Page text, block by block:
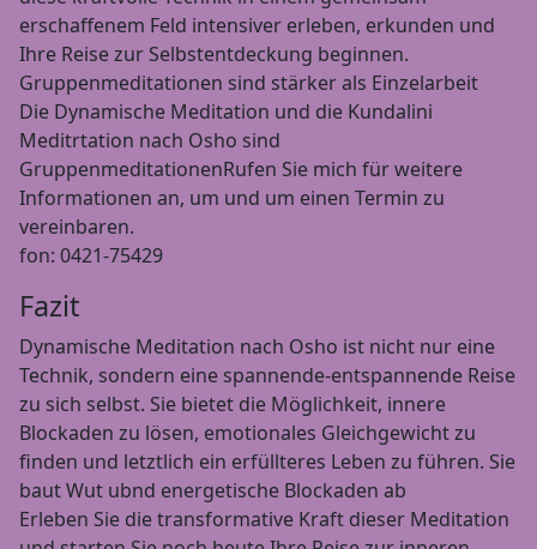
erschaffenem Feld intensiver erleben, erkunden und
Ihre Reise zur Selbstentdeckung beginnen.
Gruppenmeditationen sind stärker als Einzelarbeit
Die Dynamische Meditation und die Kundalini
Meditrtation nach Osho sind
GruppenmeditationenRufen Sie mich für weitere
Informationen an, um und um einen Termin zu
vereinbaren.
fon: 0421-75429
Fazit
Dynamische Meditation nach Osho ist nicht nur eine
Technik, sondern eine spannende-entspannende Reise
zu sich selbst. Sie bietet die Möglichkeit, innere
Blockaden zu lösen, emotionales Gleichgewicht zu
finden und letztlich ein erfüllteres Leben zu führen. Sie
baut Wut ubnd energetische Blockaden ab
Erleben Sie die transformative Kraft dieser Meditation